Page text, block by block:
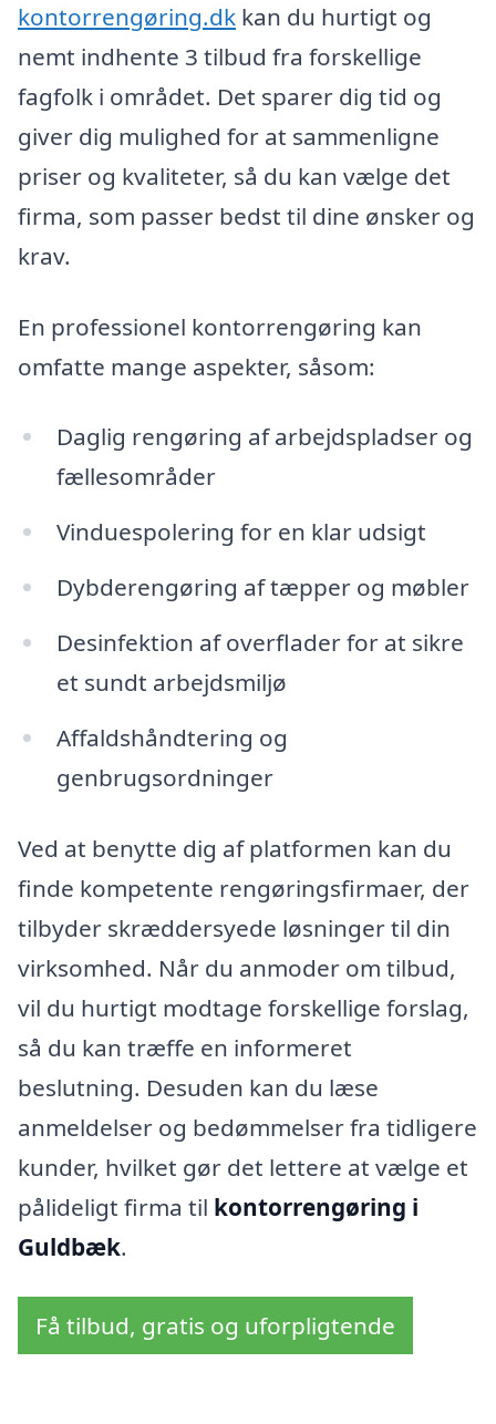
kontorrengøring.dk kan du hurtigt og
nemt indhente 3 tilbud fra forskellige
fagfolk i området. Det sparer dig tid og
giver dig mulighed for at sammenligne
priser og kvaliteter, så du kan vælge det
firma, som passer bedst til dine ønsker og
krav.
En professionel kontorrengøring kan
omfatte mange aspekter, såsom:
Daglig rengøring af arbejdspladser og
fællesområder
Vinduespolering for en klar udsigt
Dybderengøring af tæpper og møbler
Desinfektion af overflader for at sikre
et sundt arbejdsmiljø
Affaldshåndtering og
genbrugsordninger
Ved at benytte dig af platformen kan du
finde kompetente rengøringsfirmaer, der
tilbyder skræddersyede løsninger til din
virksomhed. Når du anmoder om tilbud,
vil du hurtigt modtage forskellige forslag,
så du kan træffe en informeret
beslutning. Desuden kan du læse
anmeldelser og bedømmelser fra tidligere
kunder, hvilket gør det lettere at vælge et
pålideligt firma til kontorrengøring i
Guldbæk.
Få tilbud, gratis og uforpligtende